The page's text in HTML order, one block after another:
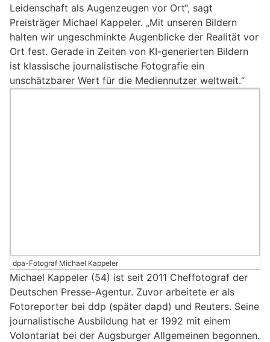
Leidenschaft als Augenzeugen vor Ort“, sagt
Preisträger Michael Kappeler. „Mit unseren Bildern
halten wir ungeschminkte Augenblicke der Realität vor
Ort fest. Gerade in Zeiten von KI-generierten Bildern
ist klassische journalistische Fotografie ein
unschätzbarer Wert für die Mediennutzer weltweit.“
dpa-Fotograf Michael Kappeler
Michael Kappeler (54) ist seit 2011 Cheffotograf der
Deutschen Presse-Agentur. Zuvor arbeitete er als
Fotoreporter bei ddp (später dapd) und Reuters. Seine
journalistische Ausbildung hat er 1992 mit einem
Volontariat bei der Augsburger Allgemeinen begonnen.